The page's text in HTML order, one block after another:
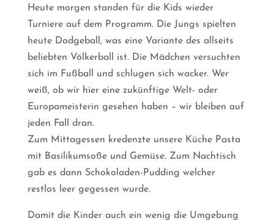
Heute morgen standen für die Kids wieder
Turniere auf dem Programm. Die Jungs spielten
heute Dodgeball, was eine Variante des allseits
beliebten Völkerball ist. Die Mädchen versuchten
sich im Fußball und schlugen sich wacker. Wer
weiß, ob wir hier eine zukünftige Welt- oder
Europameisterin gesehen haben – wir bleiben auf
jeden Fall dran.
Zum Mittagessen kredenzte unsere Küche Pasta
mit Basilikumsoße und Gemüse. Zum Nachtisch
gab es dann Schokoladen-Pudding welcher
restlos leer gegessen wurde.
Damit die Kinder auch ein wenig die Umgebung